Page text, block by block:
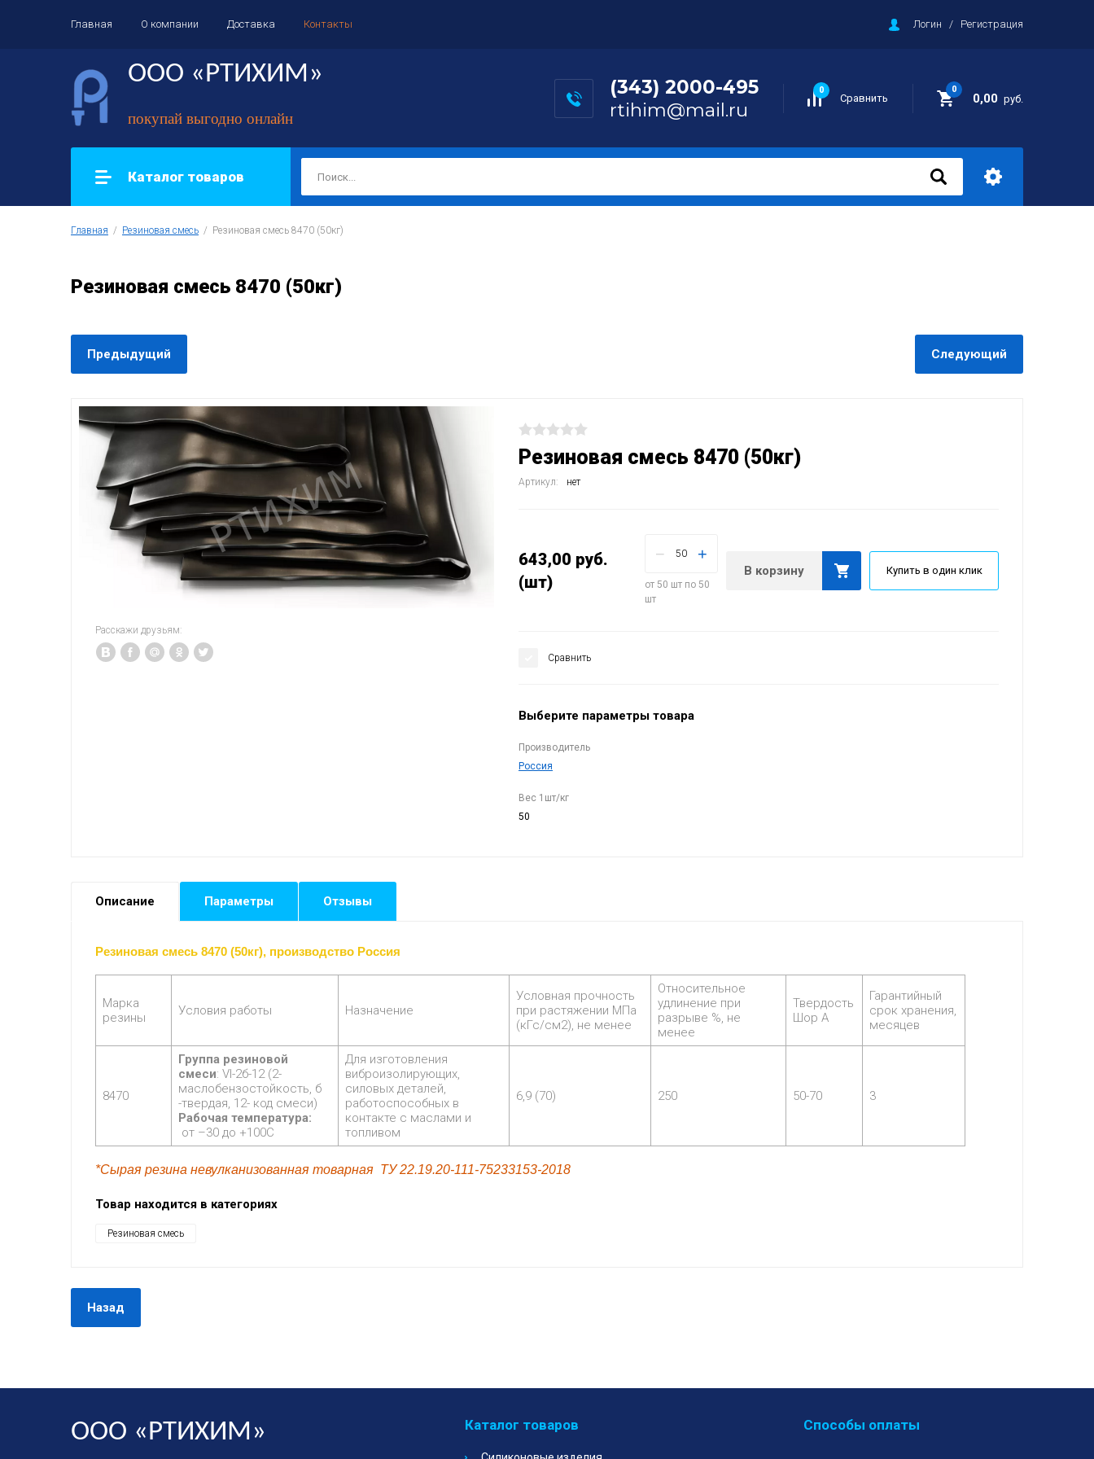
Главная О компании Доставка Контакты Логин / Регистрация
ООО «РТИХИМ»
покупай выгодно онлайн
(343) 2000-495
rtihim@mail.ru
Сравнить
0 0
0,00 руб.
Каталог товаров
Главная
  /
Резиновая смесь
  /  Резиновая смесь 8470 (50кг)
Резиновая смесь 8470 (50кг)
Предыдущий Следующий
Расскажи друзьям:
Резиновая смесь 8470 (50кг)
Артикул: нет
643,00 руб.
(шт)
− +
от 50 шт по 50
шт
В корзину Купить в один клик
Сравнить
Выберите параметры товара
Производитель
Россия
Вес 1шт/кг
50
Описание Параметры Отзывы
Резиновая смесь 8470 (50кг), производство Россия
Марка
резины
Условия работы Назначение
Условная прочность
при растяжении МПа
(кГс/см2), не менее
Относительное
удлинение при
разрыве %, не
менее
Твердость
Шор А
Гарантийный
срок хранения,
месяцев
8470
Группа резиновой
смеси: VI-2б-12 (2-
маслобензостойкость, б
-твердая, 12- код смеси)
Рабочая температура:
от –30 до +100С
Для изготовления
виброизолирующих,
силовых деталей,
работоспособных в
контакте с маслами и
топливом
6,9 (70) 250 50-70 3
*Сырая резина невулканизованная товарная ТУ 22.19.20-111-75233153-2018
Товар находится в категориях
Резиновая смесь
Назад
ООО «РТИХИМ» Каталог товаров Способы оплаты